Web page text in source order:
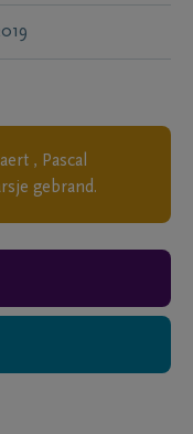
, Pascal
gebrand.